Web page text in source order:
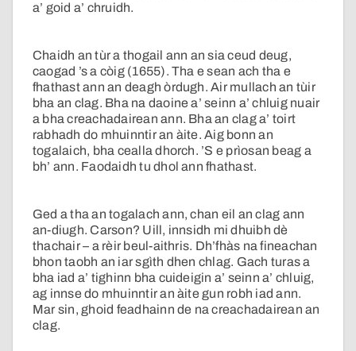
a’ goid a’ chruidh.
Chaidh an tùr a thogail ann an sia ceud deug,
caogad ’s a còig (1655). Tha e sean ach tha e
fhathast ann an deagh òrdugh. Air mullach an tùir
bha an clag. Bha na daoine a’ seinn a’ chluig nuair
a bha creachadairean ann. Bha an clag a’ toirt
rabhadh do mhuinntir an àite. Aig bonn an
togalaich, bha cealla dhorch. ’S e prìosan beag a
bh’ ann. Faodaidh tu dhol ann fhathast.
Ged a tha an togalach ann, chan eil an clag ann
an-diugh. Carson? Uill, innsidh mi dhuibh dè
thachair – a rèir beul-aithris. Dh’fhàs na fineachan
bhon taobh an iar sgìth dhen chlag. Gach turas a
bha iad a’ tighinn bha cuideigin a’ seinn a’ chluig,
ag innse do mhuinntir an àite gun robh iad ann.
Mar sin, ghoid feadhainn de na creachadairean an
clag.